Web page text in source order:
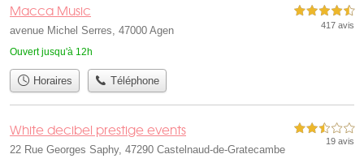
Macca Music
avenue Michel Serres, 47000 Agen
Ouvert jusqu'à 12h
4,5 étoiles sur 5
417 avis
Horaires Téléphone
White decibel prestige events
22 Rue Georges Saphy, 47290 Castelnaud-de-Gratecambe
2,5 étoiles sur 5
19 avis